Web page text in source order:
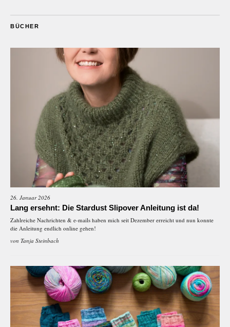
BÜCHER
26. Januar 2026
Lang ersehnt: Die Stardust Slipover Anleitung ist da!
Zahlreiche Nachrichten & e-mails haben mich seit Dezember erreicht und nun konnte
die Anleitung endlich online gehen!
von Tanja Steinbach